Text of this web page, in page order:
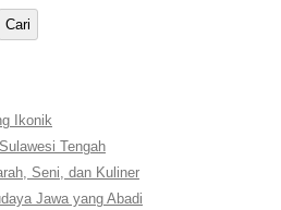
Cari
Ikonik
Tengah
Seni, dan Kuliner
Jawa yang Abadi